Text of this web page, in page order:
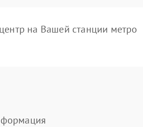
на Вашей станции метро